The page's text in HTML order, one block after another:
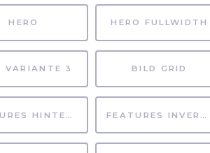
HERO HERO FULLWIDTH
VARIANTE 3 BILD GRID
FEATURES HINTERGRUND FEATURES INVERTIERT